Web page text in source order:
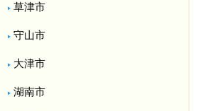
草津市
守山市
大津市
湖南市